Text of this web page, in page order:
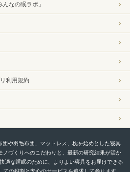
なの眠ラボ」
利用規約
や羽毛布団、マットレス、枕を始めとした寝具
づくりへのこだわりと、最新の研究結果が活か
適な睡眠のために、よりよい寝具をお届けできる